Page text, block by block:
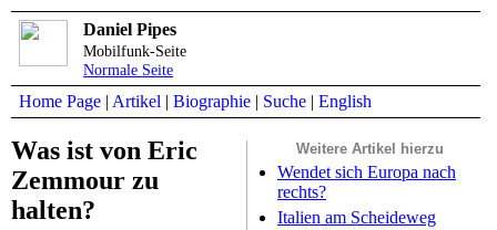
Daniel Pipes
Mobilfunk-Seite
Normale Seite
Home Page | Artikel | Biographie | Suche | English
Weitere Artikel hierzu
Wendet sich Europa nach
rechts?
Italien am Scheideweg
Was ist von Eric
Zemmour zu
halten?